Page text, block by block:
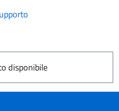
disponibile